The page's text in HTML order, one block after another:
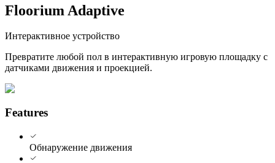
Floorium Adaptive
Интерактивное устройство
Превратите любой пол в интерактивную игровую площадку с
датчиками движения и проекцией.
Features
Обнаружение движения